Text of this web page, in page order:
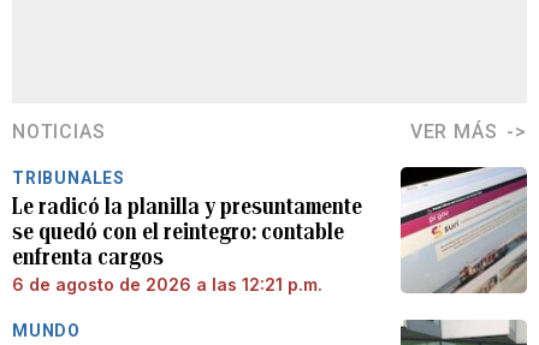
NOTICIAS VER MÁS
TRIBUNALES
Le radicó la planilla y presuntamente
se quedó con el reintegro: contable
enfrenta cargos
6 de agosto de 2026 a las 12:21 p.m.
MUNDO